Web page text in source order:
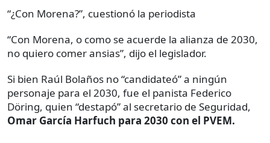
“¿Con Morena?”, cuestionó la periodista
“Con Morena, o como se acuerde la alianza de 2030,
no quiero comer ansias”, dijo el legislador.
Si bien Raúl Bolaños no “candidateó” a ningún
personaje para el 2030, fue el panista Federico
Döring, quien “destapó” al secretario de Seguridad,
Omar García Harfuch para 2030 con el PVEM.